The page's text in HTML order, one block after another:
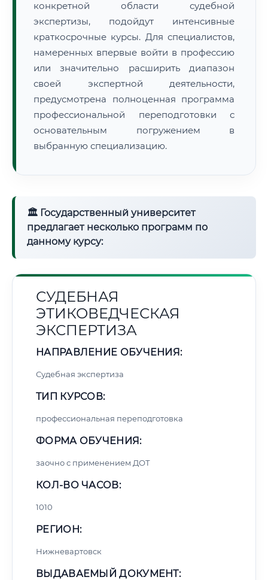
конкретной области судебной
экспертизы, подойдут интенсивные
краткосрочные курсы. Для специалистов,
намеренных впервые войти в профессию
или значительно расширить диапазон
своей экспертной деятельности,
предусмотрена полноценная программа
профессиональной переподготовки с
основательным погружением в
выбранную специализацию.
🏛 Государственный университет
предлагает несколько программ по
данному курсу:
СУДЕБНАЯ
ЭТИКОВЕДЧЕСКАЯ
ЭКСПЕРТИЗА
НАПРАВЛЕНИЕ ОБУЧЕНИЯ:
Судебная экспертиза
ТИП КУРСОВ:
профессиональная переподготовка
ФОРМА ОБУЧЕНИЯ:
заочно с применением ДОТ
КОЛ-ВО ЧАСОВ:
1010
РЕГИОН:
Нижневартовск
ВЫДАВАЕМЫЙ ДОКУМЕНТ: